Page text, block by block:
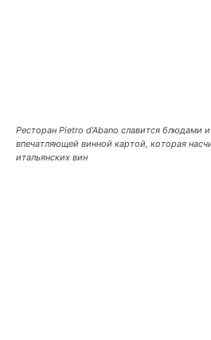
Ресторан Pietro d’Abano славится блюдами
впечатляющей винной картой, которая
итальянских вин